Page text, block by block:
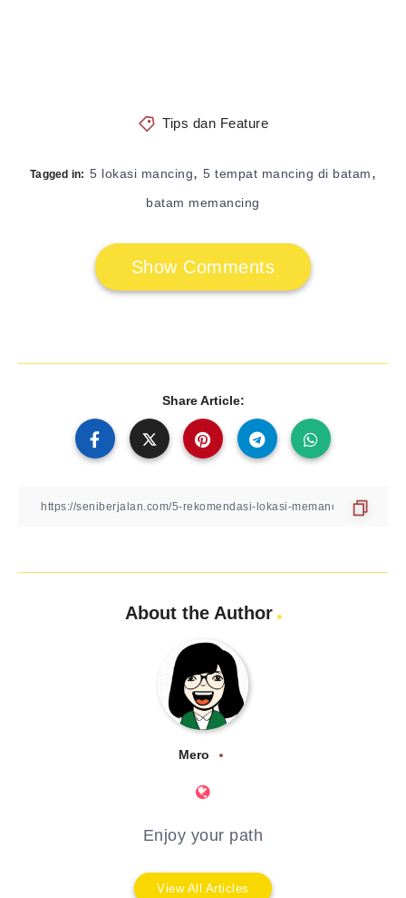
Tips dan Feature
Tagged in: 5 lokasi mancing, 5 tempat mancing di batam,
batam memancing
Show Comments
Share Article:
About the Author
Mero
Enjoy your path
View All Articles